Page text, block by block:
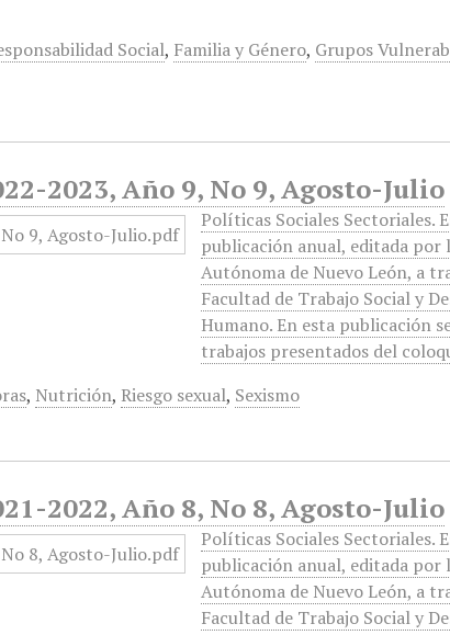
Social, Familia y Género, Grupos
2023, Año 9, No 9, Agosto-Julio
Políticas Sociales Sectoriales.
publicación anual, editada por
Autónoma de Nuevo León, a
Facultad de Trabajo Social y
Humano. En esta publicación
trabajos presentados del
, Nutrición, Riesgo sexual, Sexismo
2022, Año 8, No 8, Agosto-Julio
Políticas Sociales Sectoriales.
publicación anual, editada por
Autónoma de Nuevo León, a
Facultad de Trabajo Social y